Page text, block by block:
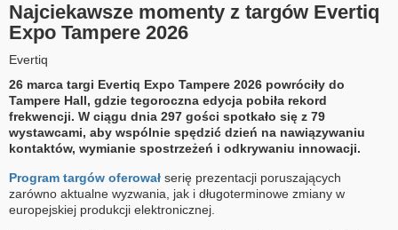
Najciekawsze momenty z targów Evertiq
Expo Tampere 2026
Evertiq
26 marca targi Evertiq Expo Tampere 2026 powróciły do
Tampere Hall, gdzie tegoroczna edycja pobiła rekord
frekwencji. W ciągu dnia 297 gości spotkało się z 79
wystawcami, aby wspólnie spędzić dzień na nawiązywaniu
kontaktów, wymianie spostrzeżeń i odkrywaniu innowacji.
Program targów oferował serię prezentacji poruszających
zarówno aktualne wyzwania, jak i długoterminowe zmiany w
europejskiej produkcji elektronicznej.